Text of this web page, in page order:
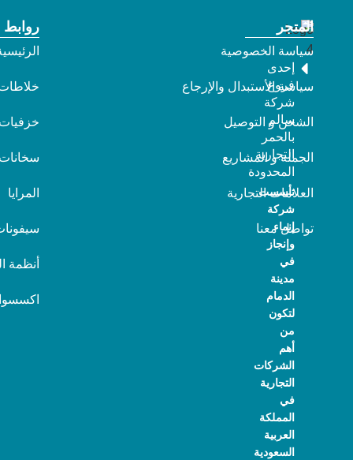
إحدى
فروع
شركة
سالم
بالحمر
التجارية
المحدودة
تأسست
شركة
إنماء
وإنجاز
في
مدينة
الدمام
لتكون
من
أهم
الشركات
التجارية
في
المملكة
العربية
السعودية
المتجر
سياسة الخصوصية
سياسة الأستبدال والإرجاع
الشحن و التوصيل
الجملة و المشاريع
العلامات التجارية
تواصل معنا
المرايا
أنظمة